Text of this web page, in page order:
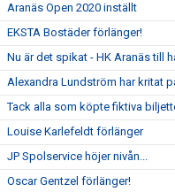
Aranäs Open 2020 inställt
EKSTA Bostäder förlänger!
Nu är det spikat - HK Aranäs till
Alexandra Lundström har kritat
Tack alla som köpte fiktiva
Louise Karlefeldt förlänger
JP Spolservice höjer nivån...
Oscar Gentzel förlänger!